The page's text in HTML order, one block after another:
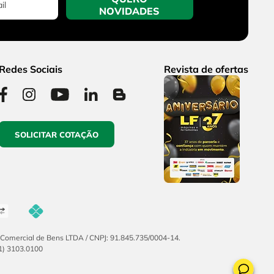
NOVIDADES
Redes Sociais
SOLICITAR COTAÇÃO
Revista de ofertas
de Bens LTDA / CNPJ: 91.845.735/0004-14.
3103.0100